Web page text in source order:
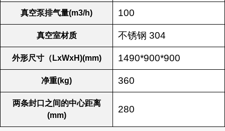
真空泵排气量(m3/h) 100
真空室材质 不锈钢 304
外形尺寸（LxWxH)(mm) 1490*900*900
净重(kg) 360
两条封口之间的中心距离
(mm)
280